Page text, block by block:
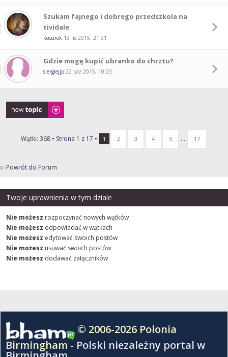
Szukam fajnego i dobrego przedszkola na
tividale
kocurek 13 lis 2015, 21:31
Gdzie mogę kupić ubranko do chrztu?
siergiejjp 22 paź 2015, 10:23
Napisz wątek
Wątki: 368 • Strona 1 z 17 • 1 2 3 4 5 ... 17
Powrót do Forum
Twoje uprawnienia w tym dziale
Nie możesz rozpoczynać nowych wątków
Nie możesz odpowiadać w wątkach
Nie możesz edytować swoich postów
Nie możesz usuwać swoich postów
Nie możesz dodawać załączników
© 2006-2026 Polonia
Birmingham - Polski niezależny portal w